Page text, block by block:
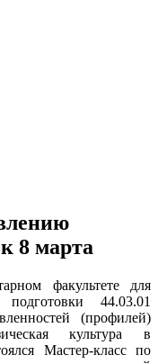
8 марта
факультете для
44.03.01
(профилей)
культура в
Мастер-класс по